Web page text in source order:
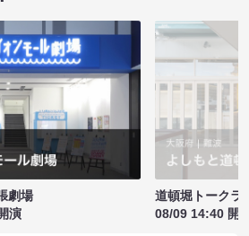
劇場
演
道頓堀トークラ
08/09 14:40 開